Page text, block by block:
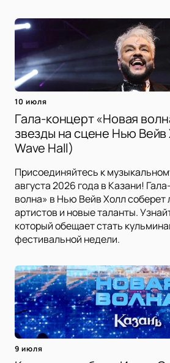
10 июля
Гала-концерт «Новая
звезды на сцене Нью
Wave Hall)
Присоединяйтесь к
августа 2026 года в Казани!
волна» в Нью Вейв Холл соберет
артистов и новые таланты.
который обещает стать
фестивальной недели.
9 июля